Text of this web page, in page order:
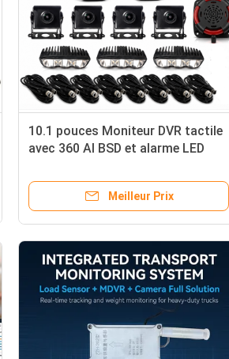
10.1 pouces Moniteur DVR tactile
avec 360 AI BSD et alarme LED
chariots élévateurs camions
véhicules agricolesMeilleur Prix